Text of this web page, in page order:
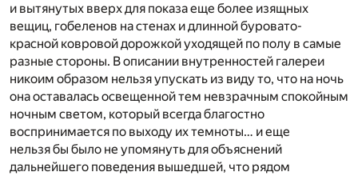
и вытянутых вверх для показа еще более изящных
вещиц, гобеленов на стенах и длинной буровато-
красной ковровой дорожкой уходящей по полу в самые
разные стороны. В описании внутренностей галереи
никоим образом нельзя упускать из виду то, что на ночь
она оставалась освещенной тем невзрачным спокойным
ночным светом, который всегда благостно
воспринимается по выходу их темноты… и еще
нельзя бы было не упомянуть для объяснений
дальнейшего поведения вышедшей, что рядом